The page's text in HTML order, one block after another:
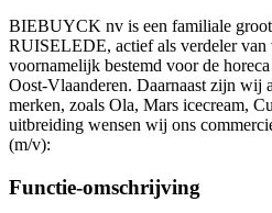
BIEBUYCK nv is een familiale
RUISELEDE, actief als verdeler van
voornamelijk bestemd voor de
Oost-Vlaanderen. Daarnaast zijn wij
merken, zoals Ola, Mars icecream,
uitbreiding wensen wij ons
(m/v):
Functie-omschrijving